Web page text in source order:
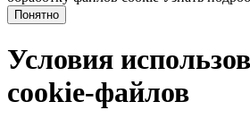
Понятно
Условия
cookie-файлов